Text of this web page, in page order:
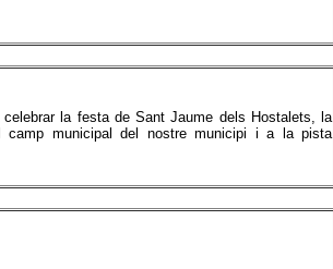
la festa de Sant Jaume dels Hostalets, la
camp municipal del nostre municipi i a la pista